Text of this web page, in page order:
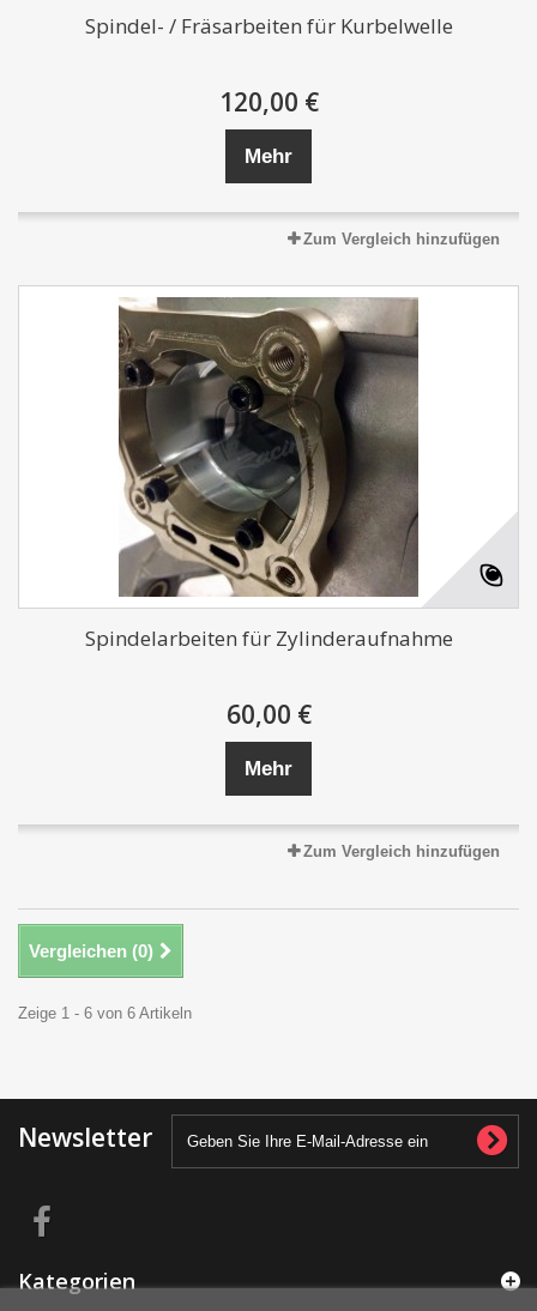
Spindel- / Fräsarbeiten für Kurbelwelle
120,00 €
Mehr
Zum Vergleich hinzufügen
Spindelarbeiten für Zylinderaufnahme
60,00 €
Mehr
Zum Vergleich hinzufügen
Vergleichen (0)
Zeige 1 - 6 von 6 Artikeln
Newsletter
Kategorien